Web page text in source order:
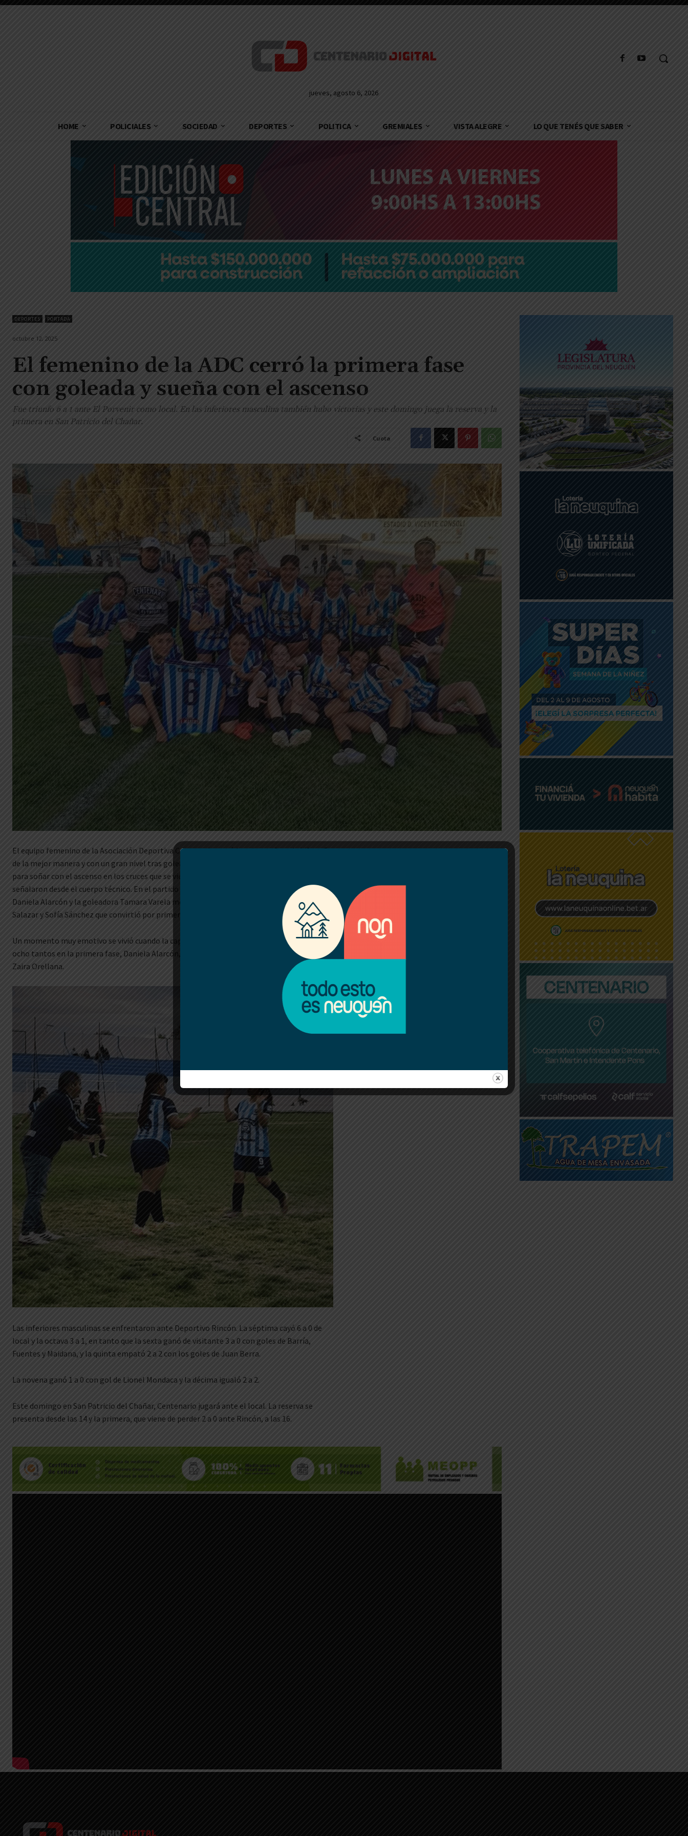
jueves, agosto 6, 2026
HOME POLICIALES SOCIEDAD DEPORTES POLITICA GREMIALES VISTA ALEGRE LO QUE TENÉS QUE SABER
DEPORTES PORTADA
octubre 12, 2025
El femenino de la ADC cerró la primera fase
con goleada y sueña con el ascenso
Fue triunfo 6 a 1 ante El Porvenir como local. En las inferiores masculina también hubo victorias y este domingo juega la reserva y la
primera en San Patricio del Chañar.
Cuota
El equipo femenino de la Asociación Deportiva Centenario cerró la primera fase de Lifune B
de la mejor manera y con un gran nivel tras golear 6 a 1 a El Porvenir y lideró de inicio de a fin
para soñar con el ascenso en los cruces que se vienen. El primer objetivo se cumplió
señalaron desde el cuerpo técnico. En el partido de local los goles fueron convertidos por
Daniela Alarcón y la goleadora Tamara Varela mediante dobletes y los restantes de Alma
Salazar y Sofía Sánchez que convirtió por primera vez.
Un momento muy emotivo se vivió cuando la capitán del equipo y también goleadora con
ocho tantos en la primera fase, Daniela Alarcón, fue reemplazada sobre el final por su hija
Zaira Orellana.
Las inferiores masculinas se enfrentaron ante Deportivo Rincón. La séptima cayó 6 a 0 de
local y la octava 3 a 1, en tanto que la sexta ganó de visitante 3 a 0 con goles de Barría,
Fuentes y Maidana, y la quinta empató 2 a 2 con los goles de Juan Berra.
La novena ganó 1 a 0 con gol de Lionel Mondaca y la décima igualó 2 a 2.
Este domingo en San Patricio del Chañar, Centenario jugará ante el local. La reserva se
presenta desde las 14 y la primera, que viene de perder 2 a 0 ante Rincón, a las 16.